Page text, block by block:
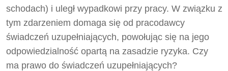
schodach) i uległ wypadkowi przy pracy. W związku z
tym zdarzeniem domaga się od pracodawcy
świadczeń uzupełniających, powołując się na jego
odpowiedzialność opartą na zasadzie ryzyka. Czy
ma prawo do świadczeń uzupełniających?